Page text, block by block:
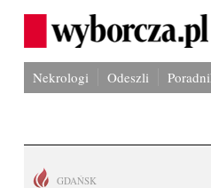
Nekrologi Odeszli
GDAŃSK